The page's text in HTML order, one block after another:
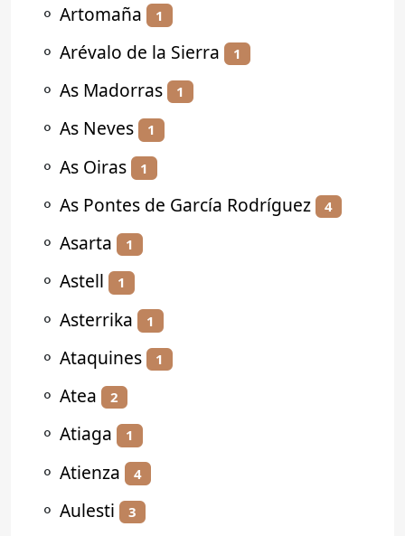
⚬ Artomaña 1
⚬ Arévalo de la Sierra 1
⚬ As Madorras 1
⚬ As Neves 1
⚬ As Oiras 1
⚬ As Pontes de García Rodríguez 4
⚬ Asarta 1
⚬ Astell 1
⚬ Asterrika 1
⚬ Ataquines 1
⚬ Atea 2
⚬ Atiaga 1
⚬ Atienza 4
⚬ Aulesti 3